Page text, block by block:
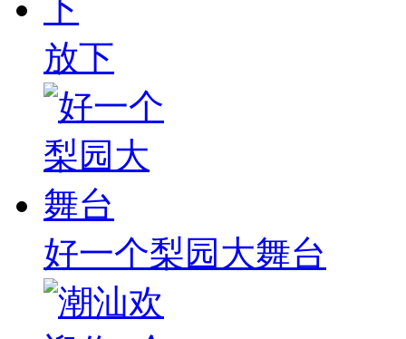
放下
好一个梨园大舞台